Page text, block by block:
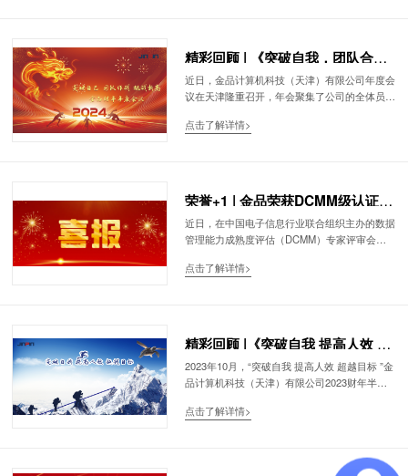
精彩回顾 | 《突破自我，团队合
作，挑战新高》金品公司财年会议
圆满召开
近日，金品计算机科技（天津）有限公司年度会
议在天津隆重召开，年会聚集了公司的全体员工
来。本次年会的主题为“突破自己、团队作战、
点击了解详情>
荣誉+1 | 金品荣获DCMM级认证，
其数据管理能力正式达到国家标准
近日，在中国电子信息行业联合组织主办的数据
管理能力成熟度评估（DCMM）专家评审会
功通过了严格的审查，荣获DCMM（甲方二
点击了解详情>
精彩回顾 |《突破自我 提高人效 超
越目标》- 2023年金品公司半年会
圆满举行
2023年10月，“突破自我 提高人效 超越目标 ”金
品计算机科技（天津）有限公司2023财年半年
有限公司董事长兼总经理黄成金先生及各职能中
工作，确保高质量完成全年目标任务。
点击了解详情>